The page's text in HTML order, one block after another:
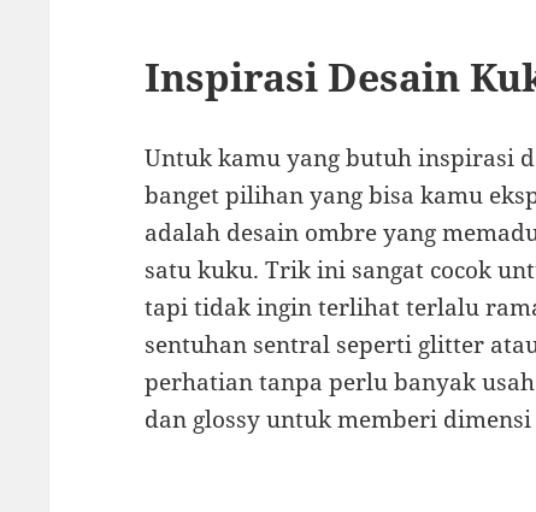
Inspirasi Desain
Untuk kamu yang butuh inspirasi
banget pilihan yang bisa kamu
adalah desain ombre yang
satu kuku. Trik ini sangat cocok
tapi tidak ingin terlihat terlalu
sentuhan sentral seperti glitter
perhatian tanpa perlu banyak
dan glossy untuk memberi